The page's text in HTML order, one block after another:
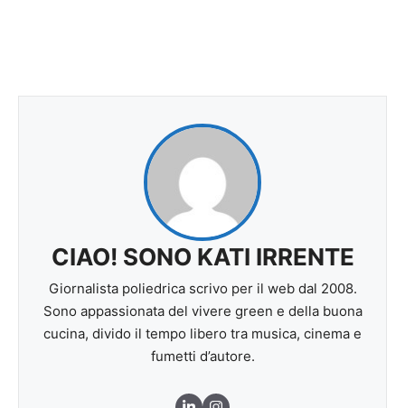
CIAO! SONO KATI IRRENTE
Giornalista poliedrica scrivo per il web dal 2008.
Sono appassionata del vivere green e della buona
cucina, divido il tempo libero tra musica, cinema e
fumetti d’autore.